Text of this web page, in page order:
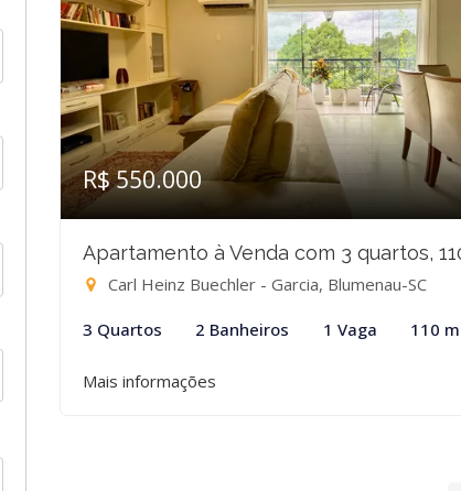
R$ 550.000
Apartamento à Venda com 3 quartos,
Carl Heinz Buechler - Garcia, Blumenau-SC
3 Quartos 2 Banheiros 1 Vaga 110
Mais informações